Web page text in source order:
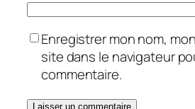
Enregistrer mon nom,
site dans le navigateur
commentaire.